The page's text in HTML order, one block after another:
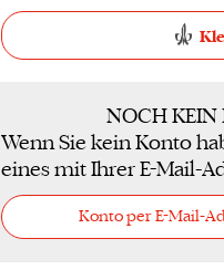
NOCH KEIN
Wenn Sie kein Konto
eines mit Ihrer E-Mail-
Konto per E-Mail-